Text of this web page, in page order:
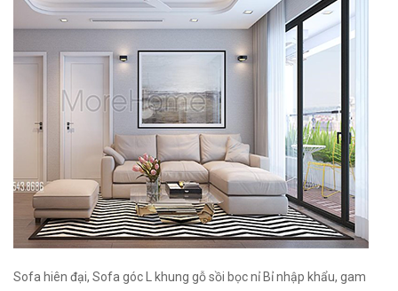
Sofa hiên đại, Sofa góc L khung gỗ sồi bọc nỉ Bỉ nhập khẩu, gam